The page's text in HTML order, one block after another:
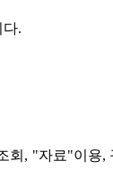
.
, "자료"이